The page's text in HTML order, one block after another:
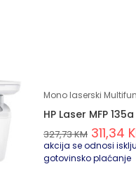
Mono laserski
HP Laser MFP
327,73KM 311,34
akcija se odnosi
gotovinsko plaćanje